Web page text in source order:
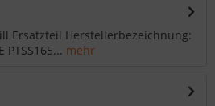
Ersatzteil Herstellerbezeichnung:
PTSS165... mehr